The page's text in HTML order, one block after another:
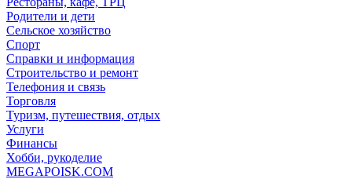
Родители и дети
Сельское хозяйство
Спорт
Справки и информация
Строительство и ремонт
Телефония и связь
Торговля
Туризм, путешествия, отдых
Услуги
Финансы
Хобби, рукоделие
MEGAPOISK.COM